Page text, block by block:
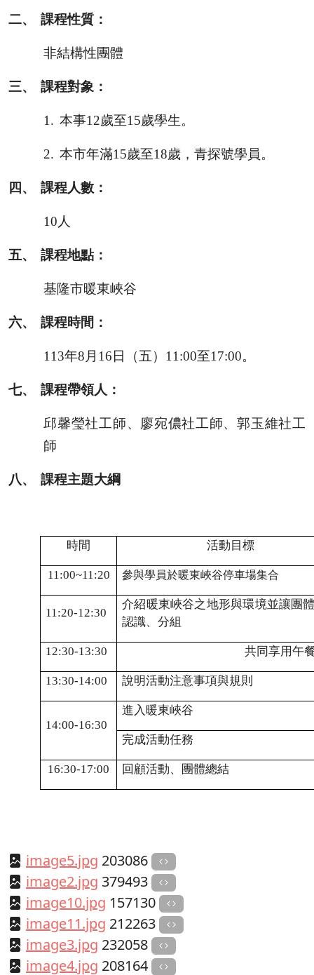
二、 課程性質：
非結構性團體
三、 課程對象：
1. 本事12歲至15歲學生。
2. 本市年滿15歲至18歲，青探號學員。
四、 課程人數：
10 人
五、 課程地點：
基隆市暖東峽谷
六、 課程時間：
113年8 月 16 日（五） 11:00至17:00。
七、 課程帶領人：
邱馨瑩社工師、廖宛儂社工師、郭玉維社工
師
八、 課程主題大綱
時間 活動目標
11:00~11:20 參與學員於暖東峽谷停車場集合
11:20-12:30
介紹暖東峽谷之地形與環境並讓團
認識、分組
12:30-13:30 共同享用午
13:30-14:00 說明活動注意事項與規則
14:00-16:30
進入暖東峽谷
完成活動任務
16:30-17:00 回顧活動、團體總結
image5.jpg 203086
image2.jpg 379493
image10.jpg 157130
image11.jpg 212263
image3.jpg 232058
image4.jpg 208164